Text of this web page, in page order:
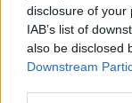
disclosure of your
IAB’s list of
also be disclosed
Downstream
21:33
Μεσογειακή
παραλία της
21:31